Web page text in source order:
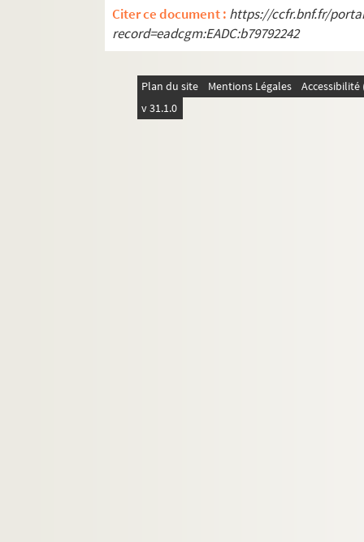
Citer ce document : https://ccfr.bnf.fr/
record=eadcgm:EADC:b79792242
Plan du site Mentions Légales
v 31.1.0